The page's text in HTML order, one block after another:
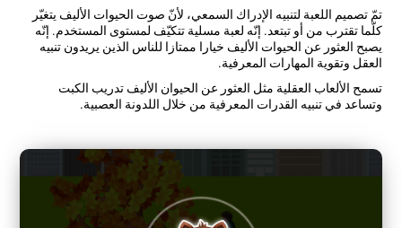
تمّ تصميم اللعبة لتنبيه الإدراك السمعي، لأنّ صوت الحيوات الأليف يتغيّر
كلّما تقترب من أو تبتعد. إنّه لعبة مسلية تتكيّف لمستوى المستخدم. إنّه
يصبح العثور عن الحيوات الأليف خيارا ممتازا للناس الذين يريدون تنبيه
العقل وتقوية المهارات المعرفية.
تسمح الألعاب العقلية مثل العثور عن الحيوان الأليف تدريب الكبت
وتساعد في تنبيه القدرات المعرفية من خلال اللدونة العصبية.